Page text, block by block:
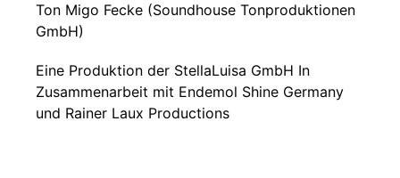
Ton Migo Fecke (Soundhouse Tonproduktionen
GmbH)
Eine Produktion der StellaLuisa GmbH In
Zusammenarbeit mit Endemol Shine Germany
und Rainer Laux Productions